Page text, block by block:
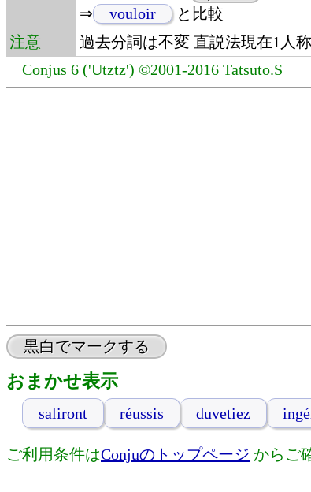
⇒
vouloir
と比較
注意
過去分詞は不変 直説法現在1人
Conjus 6 ('Utztz') ©2001-2016 Tatsuto.S
黒白でマークする
おまかせ表示
saliront réussis duvetiez
ご利用条件はConjuのトップページ からご